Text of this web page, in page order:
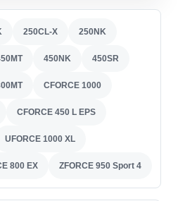
250CL-X 250NK
450NK 450SR
CFORCE 1000
CFORCE 450 L EPS
UFORCE 1000 XL
800 EX ZFORCE 950 Sport 4